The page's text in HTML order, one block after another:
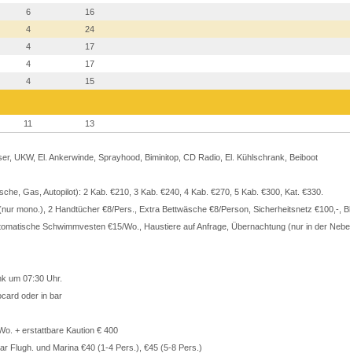
6 16
4 24
4 17
4 17
4 15
11 13
UKW, El. Ankerwinde, Sprayhood, Biminitop, CD Radio, El. Kühlschrank, Beiboot
Gas, Autopilot): 2 Kab. €210, 3 Kab. €240, 4 Kab. €270, 5 Kab. €300, Kat. €330.
mono.), 2 Handtücher €8/Pers., Extra Bettwäsche €8/Person, Sicherheitsnetz €100,-,
Schwimmvesten €15/Wo., Haustiere auf Anfrage, Übernachtung (nur in der
um 07:30 Uhr.
oder in bar
+ erstattbare Kaution € 400
Flugh. und Marina €40 (1-4 Pers.), €45 (5-8 Pers.)